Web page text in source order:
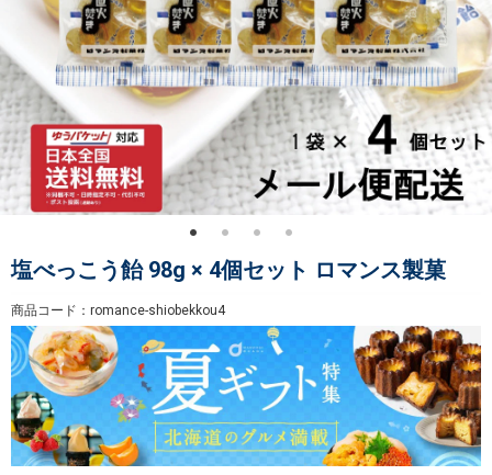
塩べっこう飴 98g × 4個セット ロマンス製菓
商品コード：romance-shiobekkou4